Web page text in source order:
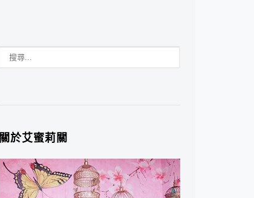
關於艾蜜莉關